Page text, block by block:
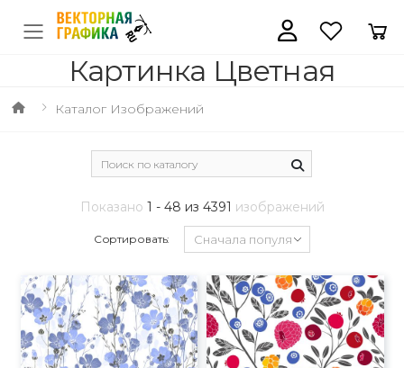
Картинка Цветная
Каталог Изображений
Показано 1 - 48 из 4391 изображений
Сортировать: